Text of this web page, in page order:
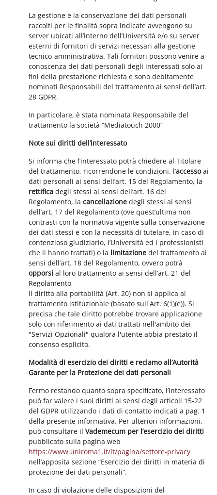
La gestione e la conservazione dei dati personali
raccolti per le finalità sopra indicate avvengono su
server ubicati all’interno dell’Università e/o su server
esterni di fornitori di servizi necessari alla gestione
tecnico-amministrativa. Tali fornitori possono venire a
conoscenza dei dati personali degli interessati solo ai
fini della prestazione richiesta e sono debitamente
nominati Responsabili del trattamento ai sensi dell’art.
28 GDPR.
In particolare, è stata nominata Responsabile del
trattamento la società “Mediatouch 2000”
Note sui diritti dell’interessato
Si informa che l’interessato potrà chiedere al Titolare
del trattamento, ricorrendone le condizioni, l’accessoai
dati personali ai sensi dell’art. 15 del Regolamento, la
rettificadegli stessi ai sensi dell’art. 16 del
Regolamento, lacancellazione degli stessi ai sensi
dell’art. 17 del Regolamento (ove quest’ultima non
contrasti con la normativa vigente sulla conservazione
dei dati stessi e con la necessità di tutelare, in caso di
contenzioso giudiziario, l’Università ed i professionisti
che li hanno trattati) o la limitazione del trattamento ai
sensi dell’art. 18 del Regolamento, ovvero potrà
opporsi al loro trattamento ai sensi dell’art. 21 del
Regolamento,
Il diritto alla portabilità (Art. 20) non si applica al
trattamento istituzionale (basato sull'Art. 6(1)(e)). Si
precisa che tale diritto potrebbe trovare applicazione
solo con riferimento ai dati trattati nell'ambito dei
"Servizi Opzionali" qualora l'utente abbia prestato il
consenso esplicito.
Modalità di esercizio dei diritti e reclamo all’Autorità
Garante per la Protezione dei dati personali
Fermo restando quanto sopra specificato, l’interessato
può far valere i suoi diritti ai sensi degli articoli 15-22
del GDPR utilizzando i dati di contatto indicati a pag. 1
della presente informativa. Per ulteriori informazioni,
può consultare ilVademecum per l’esercizio dei diritti
pubblicato sulla pagina web
https://www.uniroma1.it/it/pagina/settore-privacy
nell’apposita sezione “Esercizio dei diritti in materia di
protezione dei dati personali”.
In caso di violazione delle disposizioni del